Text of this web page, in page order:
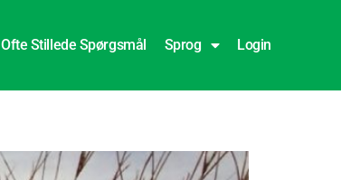
Ofte Stillede Spørgsmål Sprog Login